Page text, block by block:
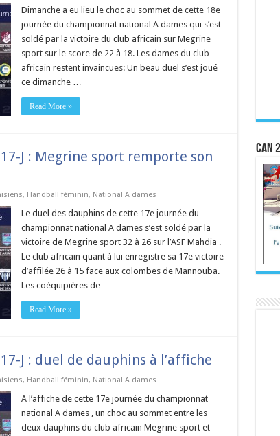
Dimanche a eu lieu le choc au sommet de cette 18e
journée du championnat national A dames qui s’est
soldé par la victoire du club africain sur Megrine
sport sur le score de 22 à 18. Les dames du club
africain restent invaincues: Un beau duel s’est joué
ce dimanche …
Read More »
J : Megrine sport remporte son
, Handball féminin, National A dames
Le duel des dauphins de cette 17e journée du
championnat national A dames s’est soldé par la
victoire de Megrine sport 32 à 26 sur l’ASF Mahdia .
Le club africain quant à lui enregistre sa 17e victoire
d’affilée 26 à 15 face aux colombes de Mannouba.
Les coéquipières de …
Read More »
J : duel de dauphins à l’affiche
, Handball féminin, National A dames
A l’affiche de cette 17e journée du championnat
national A dames , un choc au sommet entre les
deux dauphins du club africain Megrine sport et
CAN